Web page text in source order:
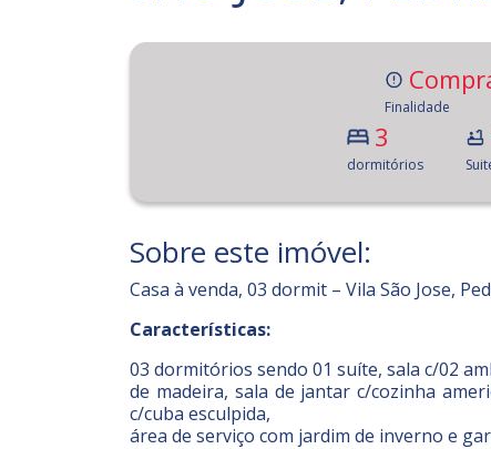
Finalidade
3
dormitórios
Sobre este imóvel:
Casa à venda, 03 dormit – Vila São Jose,
Características:
03 dormitórios sendo 01 suíte, sala c/02
de madeira, sala de jantar c/cozinha
c/cuba esculpida,
área de serviço com jardim de inverno e